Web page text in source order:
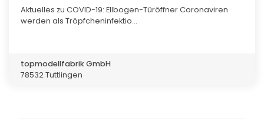
Aktuelles zu COVID-19: Ellbogen-Türöffner Coronaviren
werden als Tröpfcheninfektio...
topmodellfabrik GmbH
78532 Tuttlingen